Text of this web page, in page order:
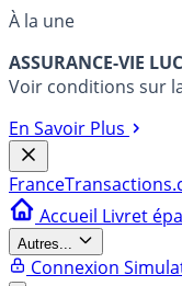
À la une
ASSURANCE-VIE
Voir conditions sur
En Savoir Plus
France
Accueil Livret
Autres...
Connexion